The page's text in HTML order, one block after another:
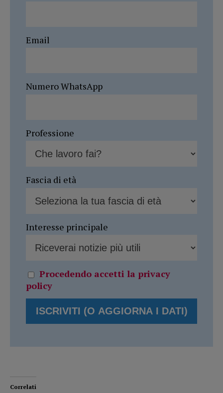
Email
Numero WhatsApp
Professione
Fascia di età
Interesse principale
Procedendo accetti la privacy
policy
Correlati